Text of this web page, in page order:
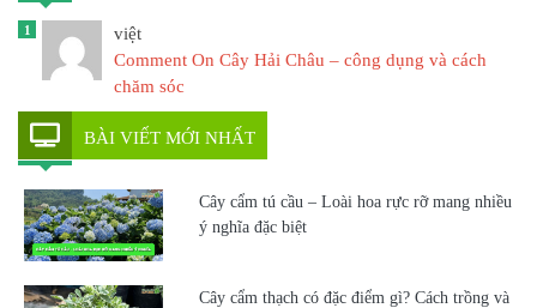
1
việt
Comment On Cây Hải Châu – công dụng và cách
chăm sóc
BÀI VIẾT MỚI NHẤT
Cây cẩm tú cầu – Loài hoa rực rỡ mang nhiều
ý nghĩa đặc biệt
Cây cẩm thạch có đặc điểm gì? Cách trồng và